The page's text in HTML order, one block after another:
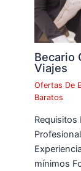
Becario
Viajes
Ofertas De
Baratos
Requisitos
mínimos